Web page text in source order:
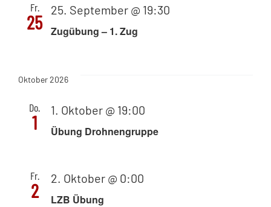
Fr.
25
25. September @ 19:30
Zugübung – 1. Zug
Oktober 2026
Do.
1
1. Oktober @ 19:00
Übung Drohnengruppe
Fr.
2
2. Oktober @ 0:00
LZB Übung